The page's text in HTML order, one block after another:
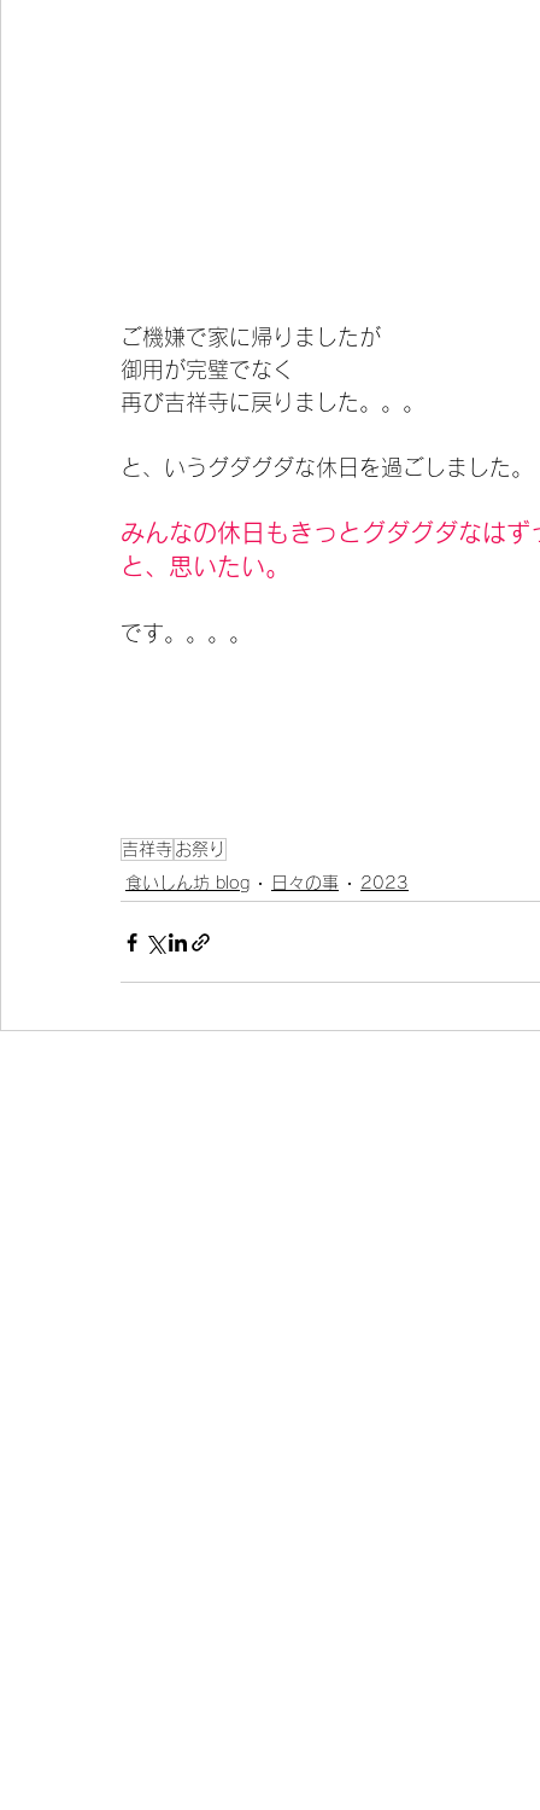
ご機嫌で家に帰りましたが
御用が完璧でなく
再び吉祥寺に戻りました。。。
と、いうグダグダな休日を過ごしました。
みんなの休日もきっとグダグダなはず
と、思いたい。
です。。。。
吉祥寺 お祭り
食いしん坊 blog
日々の事 2023